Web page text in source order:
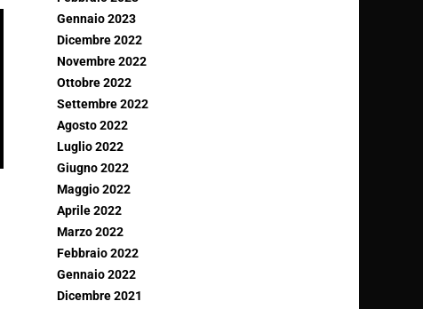
Gennaio 2023
Dicembre 2022
Novembre 2022
Ottobre 2022
Settembre 2022
Agosto 2022
Luglio 2022
Giugno 2022
Maggio 2022
Aprile 2022
Marzo 2022
Febbraio 2022
Gennaio 2022
Dicembre 2021